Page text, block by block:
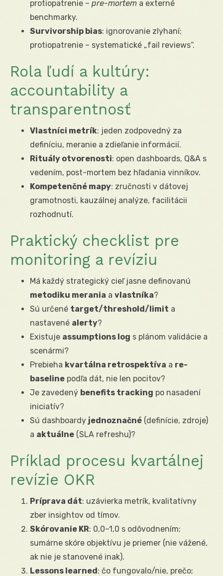
protiopatrenie – pre-mortem a externé
benchmarky.
Survivorship bias: ignorovanie zlyhaní;
protiopatrenie – systematické „fail reviews“.
Rola ľudí a kultúry:
accountability a
transparentnosť
Vlastníci metrík: jeden zodpovedný za
definíciu, meranie a zdieľanie informácií.
Rituály otvorenosti: open dashboards, Q&A s
vedením, post-mortem bez hľadania vinníkov.
Kompetenčné mapy: zručnosti v dátovej
gramotnosti, kauzálnej analýze, facilitácii
rozhodnutí.
Praktický checklist pre
monitoring a revíziu
Má každý strategický cieľ jasne definovanú
metodiku merania a vlastníka?
Sú určené target/threshold/limit a
nastavené alerty?
Existuje assumptions log s plánom validácie a
scenármi?
Prebieha kvartálna retrospektíva a re-
baseline podľa dát, nie len pocitov?
Je zavedený benefits tracking po nasadení
iniciatív?
Sú dashboardy jednoznačné (definície, zdroje)
a aktuálne (SLA refreshu)?
Príklad procesu kvartálnej
revízie OKR
Príprava dát: uzávierka metrík, kvalitatívny
zber insightov od tímov.
Skórovanie KR: 0,0–1,0 s odôvodnením;
sumárne skóre objektívu je priemer (nie vážené,
ak nie je stanovené inak).
Lessons learned: čo fungovalo/nie, prečo;